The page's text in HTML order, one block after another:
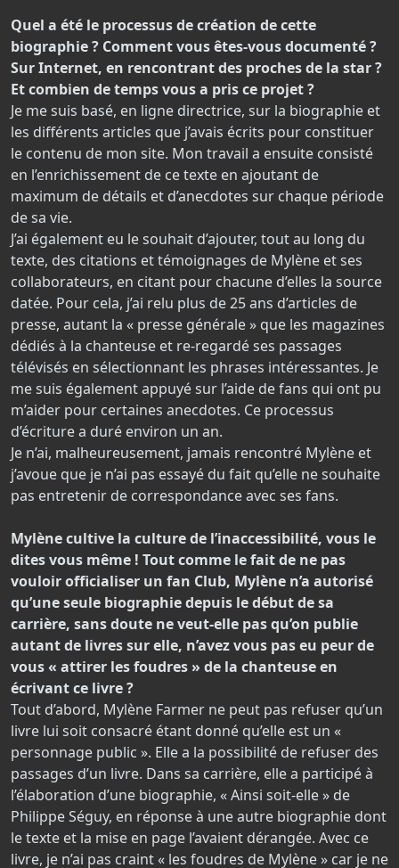
Quel a été le processus de création de cette
biographie ? Comment vous êtes-vous documenté ?
Sur Internet, en rencontrant des proches de la star ?
Et combien de temps vous a pris ce projet ?
Je me suis basé, en ligne directrice, sur la biographie et
les différents articles que j’avais écrits pour constituer
le contenu de mon site. Mon travail a ensuite consisté
en l’enrichissement de ce texte en ajoutant de
maximum de détails et d’anecdotes sur chaque période
de sa vie.
J’ai également eu le souhait d’ajouter, tout au long du
texte, des citations et témoignages de Mylène et ses
collaborateurs, en citant pour chacune d’elles la source
datée. Pour cela, j’ai relu plus de 25 ans d’articles de
presse, autant la « presse générale » que les magazines
dédiés à la chanteuse et re-regardé ses passages
télévisés en sélectionnant les phrases intéressantes. Je
me suis également appuyé sur l’aide de fans qui ont pu
m’aider pour certaines anecdotes. Ce processus
d’écriture a duré environ un an.
Je n’ai, malheureusement, jamais rencontré Mylène et
j’avoue que je n’ai pas essayé du fait qu’elle ne souhaite
pas entretenir de correspondance avec ses fans.
Mylène cultive la culture de l’inaccessibilité, vous le
dites vous même ! Tout comme le fait de ne pas
vouloir officialiser un fan Club, Mylène n’a autorisé
qu’une seule biographie depuis le début de sa
carrière, sans doute ne veut-elle pas qu’on publie
autant de livres sur elle, n’avez vous pas eu peur de
vous « attirer les foudres » de la chanteuse en
écrivant ce livre ?
Tout d’abord, Mylène Farmer ne peut pas refuser qu’un
livre lui soit consacré étant donné qu’elle est un «
personnage public ». Elle a la possibilité de refuser des
passages d’un livre. Dans sa carrière, elle a participé à
l’élaboration d’une biographie, « Ainsi soit-elle » de
Philippe Séguy, en réponse à une autre biographie dont
le texte et la mise en page l’avaient dérangée. Avec ce
livre, je n’ai pas craint « les foudres de Mylène » car je ne